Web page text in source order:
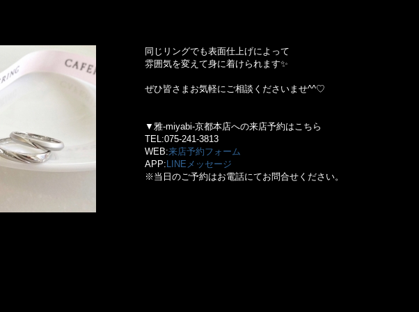
同じリングでも表面仕上げによって
雰囲気を変えて身に着けられます✨
ぜひ皆さまお気軽にご相談くださいませ^^♡
▼雅-miyabi-京都本店への来店予約はこちら
TEL:075-241-3813
WEB:来店予約フォーム
APP: LINEメッセージ
※当日のご予約はお電話にてお問合せください。